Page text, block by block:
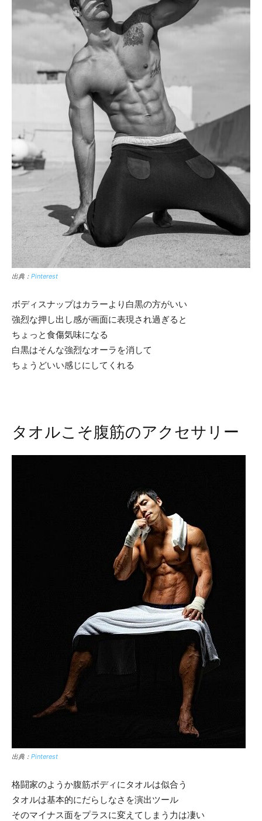
出典： Pinterest
ボディスナップはカラーより白黒の方がいい
強烈な押し出し感が画面に表現され過ぎると
ちょっと食傷気味になる
白黒はそんな強烈なオーラを消して
ちょうどいい感じにしてくれる
タオルこそ腹筋のアクセサリー
出典： Pinterest
格闘家のようか腹筋ボディにタオルは似合う
タオルは基本的にだらしなさを演出ツール
そのマイナス面をプラスに変えてしまう力は凄い